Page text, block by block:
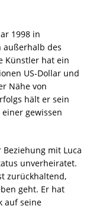
1998 in
außerhalb des
Künstler hat ein
US-Dollar und
Nähe von
hält er sein
gewissen
mit Luca
unverheiratet.
zurückhaltend,
geht. Er hat
auf seine